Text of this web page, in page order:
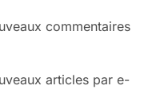
commentaires
articles par e-